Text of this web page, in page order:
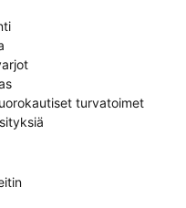
turvatoimet